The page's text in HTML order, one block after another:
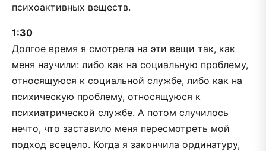
психоактивных веществ.
1:30
Долгое время я смотрела на эти вещи так, как
меня научили: либо как на социальную проблему,
относящуюся к социальной службе, либо как на
психическую проблему, относящуюся к
психиатрической службе. А потом случилось
нечто, что заставило меня пересмотреть мой
подход всецело. Когда я закончила ординатуру,